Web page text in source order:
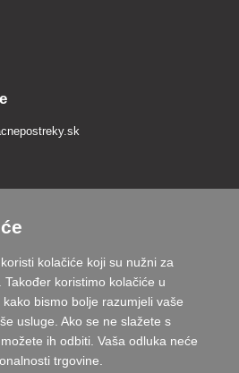
savjetovati
u roku od 24 sata
sata od ponedjeljka do petka
kolačiće koji su nužni za
koristimo kolačiće u
bismo bolje razumjeli vaše
usluge. Ako se ne slažete s
ih odbiti. Vaša odluka neće
trgovine.